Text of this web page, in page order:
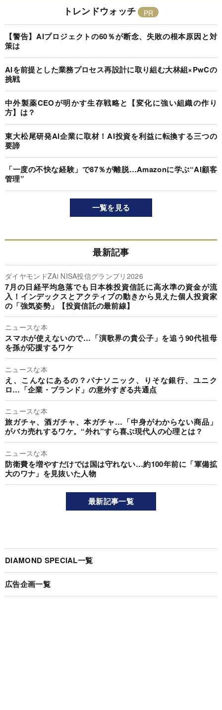
トレンドウォッチ
【警告】AIプロジェクトの60％が断念、失敗の根本原因と対
策は
AIを前提とした業務プロセス再設計に取り組む大林組×PwCの
挑戦
中外製薬CEOが明かす生存戦略と【変化に強い組織の作り
方】は？
東大松尾研発AI企業に取材！AI投資を利益に転換する三つの
要諦
「一度の不快な経験」で87％が離脱…Amazonに学ぶ“AI顧客
管理”
一覧を見る
最新記事
ダイヤモンドZAi NISA投信グランプリ2026
7月の日経平均急落でも日本株投資信託に高水準の資金が流
入！インデックスとアクティブの動きから見えた個人投資家
の「強気姿勢」【投資信託の最前線】
ニュースな本
スマホが使えないので…「演歌界の貴公子」を追う90代祖母
を孫が応援するワケ
ニュースな本
え、こんなにあるの？パナソニック、りそな銀行、ユニク
ロ…「企業・ブランド」の意外すぎる共通点
ニュースな本
旅ガチャ、酒ガチャ、本ガチャ…「中身がわからない商品」
がバカ売れするワケ。“外れ”すら喜ぶ現代人の心理とは？
ニュースな本
防衛費を増やすだけでは国は守れない…約100年前に「軍備拡
大のワナ」を見抜いた人物
最新記事一覧
DIAMOND SPECIAL一覧
広告企画一覧